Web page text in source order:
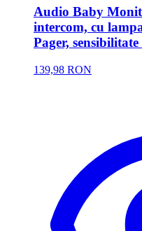
Audio Baby
intercom, cu
Pager,
139,98 RON